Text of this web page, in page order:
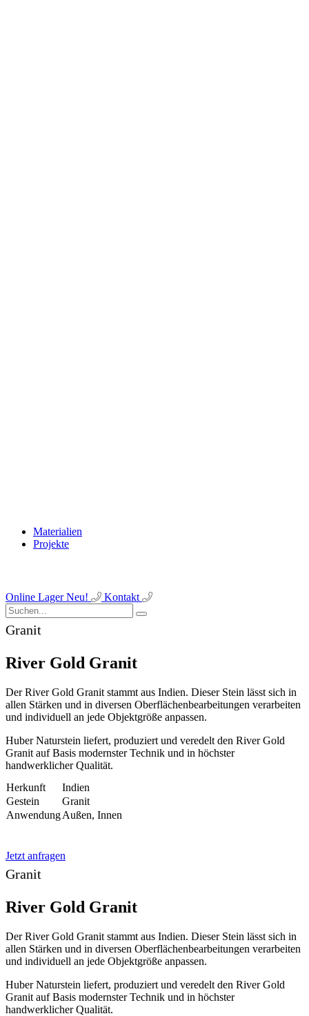
Materialien
Projekte
Online LagerNeu! Kontakt
Granit
River Gold Granit
Der River Gold Granit stammt aus Indien. Dieser Stein lässt sich in
allen Stärken und in diversen Oberflächenbearbeitungen verarbeiten
und individuell an jede Objektgröße anpassen.
Huber Naturstein liefert, produziert und veredelt den River Gold
Granit auf Basis modernster Technik und in höchster
handwerklicher Qualität.
Herkunft
Indien
Gestein
Granit
AnwendungAußen, Innen
Jetzt anfragen
Granit
River Gold Granit
Der River Gold Granit stammt aus Indien. Dieser Stein lässt sich in
allen Stärken und in diversen Oberflächenbearbeitungen verarbeiten
und individuell an jede Objektgröße anpassen.
Huber Naturstein liefert, produziert und veredelt den River Gold
Granit auf Basis modernster Technik und in höchster
handwerklicher Qualität.